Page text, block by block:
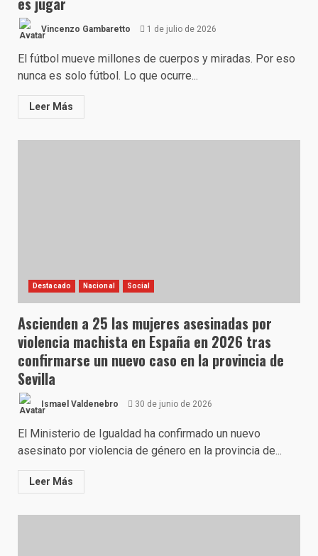
Vincenzo Gambaretto 1 de julio de 2026
El fútbol mueve millones de cuerpos y miradas. Por eso
nunca es solo fútbol. Lo que ocurre...
Leer Más
Destacado Nacional Social
Ascienden a 25 las mujeres asesinadas por
violencia machista en España en 2026 tras
confirmarse un nuevo caso en la provincia de
Sevilla
Ismael Valdenebro 30 de junio de 2026
El Ministerio de Igualdad ha confirmado un nuevo
asesinato por violencia de género en la provincia de...
Leer Más